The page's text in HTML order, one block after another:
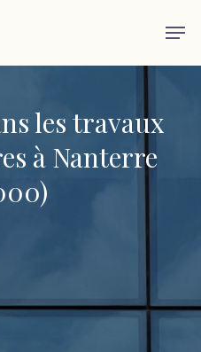
les travaux
à Nanterre